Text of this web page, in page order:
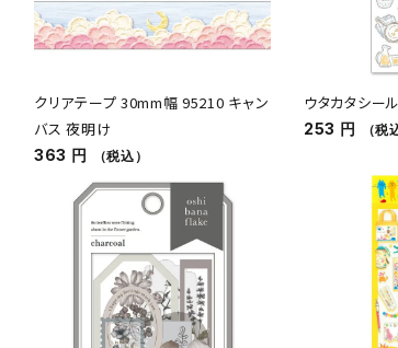
クリアテープ 30mm幅 95210 キャン
バス 夜明け
363 円 （税込）
ウタカタシー
253 円 （税